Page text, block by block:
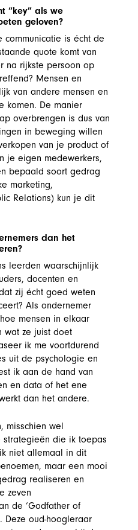
“key” als we
geloven?
communicatie is écht de
quote komt van
na rijkste persoon op
Mensen en
van andere mensen en
komen. De manier
overbrengen is dus van
in beweging willen
van je product of
je eigen medewerkers,
bepaald soort gedrag
marketing,
Relations) kun je dit
dan het
leerden waarschijnlijk
docenten en
zij écht goed weten
Als ondernemer
mensen in elkaar
wat ze juist doet
ik me voortdurend
uit de psychologie en
ik aan de hand van
en data of het ene
dan het andere.
misschien wel
strategieën die ik toepas
niet allemaal in dit
maar een mooi
realiseren en
zeven
de ‘Godfather of
Deze oud-hoogleraar